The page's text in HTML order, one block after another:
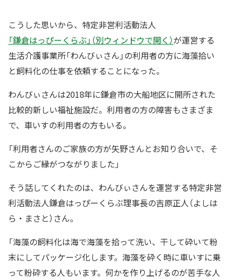
こうした思いから、特定非営利活動法人
「鎌倉はっぴーくらぶ」（別ウィンドウで開く）が運営する
生活介護事業所「わんびぃさん」の利用者の方に海藻拾い
と飼料化の仕事を依頼することになった。
わんびぃさんは2018年に鎌倉市の大船地区に開所された
比較的新しい福祉施設だ。利用者の方の障害もさまざま
で、車いすの利用者の方もいる。
「利用者さんのご家族の方が矢野さんとお知り合いで、そ
こからご縁がつながりました」
そう話してくれたのは、わんびぃさんを運営する特定非営
利活動法人鎌倉はっぴーくらぶ理事長の吉原正人（よしは
ら・まさと）さん。
「海藻の飼料化は海で海藻を拾って洗い、干して砕いて粉
末にしてパッケージ化します。海藻を砕く時に車いすに乗
って粉砕する人もいます。何かを作り上げるのが苦手な人